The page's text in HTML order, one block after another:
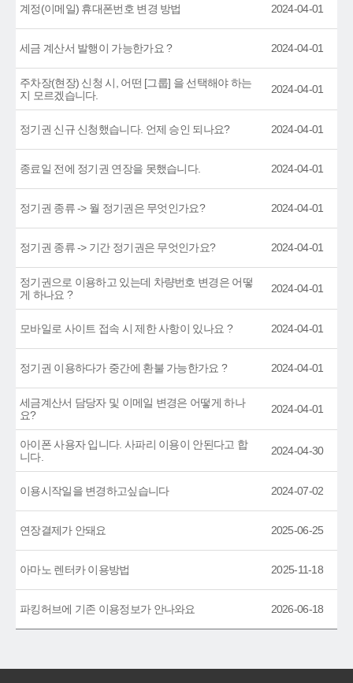
계정(이메일) 휴대폰번호 변경 방법 2024-04-01
세금 계산서 발행이 가능한가요 ? 2024-04-01
주차장(현장) 신청 시, 어떤 [그룹] 을 선택해야 하는
지 모르겠습니다.
2024-04-01
정기권 신규 신청했습니다. 언제 승인 되나요? 2024-04-01
종료일 전에 정기권 연장을 못했습니다. 2024-04-01
정기권 종류 -> 월 정기권은 무엇인가요? 2024-04-01
정기권 종류 -> 기간 정기권은 무엇인가요? 2024-04-01
정기권으로 이용하고 있는데 차량번호 변경은 어떻
게 하나요 ?
2024-04-01
모바일로 사이트 접속 시 제한 사항이 있나요 ? 2024-04-01
정기권 이용하다가 중간에 환불 가능한가요 ? 2024-04-01
세금계산서 담당자 및 이메일 변경은 어떻게 하나
요?
2024-04-01
아이폰 사용자 입니다. 사파리 이용이 안된다고 합
니다.
2024-04-30
이용시작일을 변경하고싶습니다 2024-07-02
연장결제가 안돼요 2025-06-25
아마노 렌터카 이용방법 2025-11-18
파킹허브에 기존 이용정보가 안나와요 2026-06-18